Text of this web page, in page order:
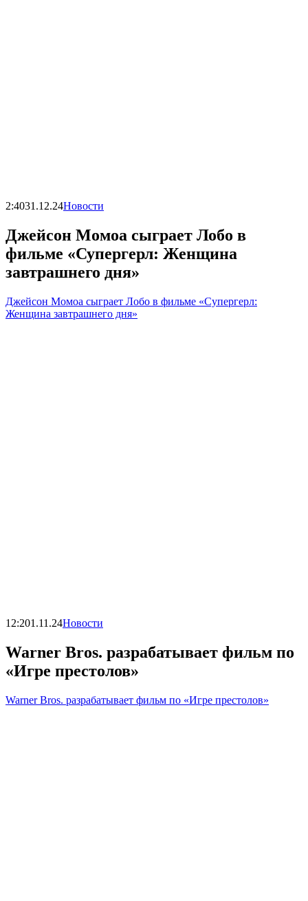
2:4031.12.24Новости
Джейсон Момоа сыграет Лобо в
фильме «Супергерл: Женщина
завтрашнего дня»
Джейсон Момоа сыграет Лобо в фильме «Супергерл:
Женщина завтрашнего дня»
12:201.11.24Новости
Warner Bros. разрабатывает фильм по
«Игре престолов»
Warner Bros. разрабатывает фильм по «Игре престолов»